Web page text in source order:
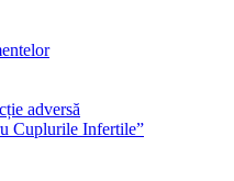
adversă
Cuplurile Infertile”